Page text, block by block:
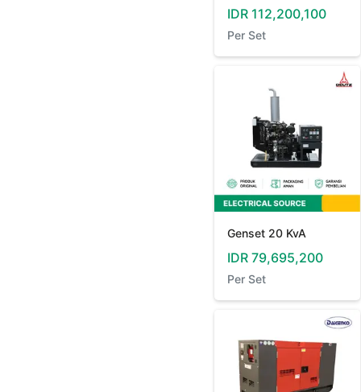
IDR 112,200,100
Per Set
Genset 20 KvA
IDR 79,695,200
Per Set